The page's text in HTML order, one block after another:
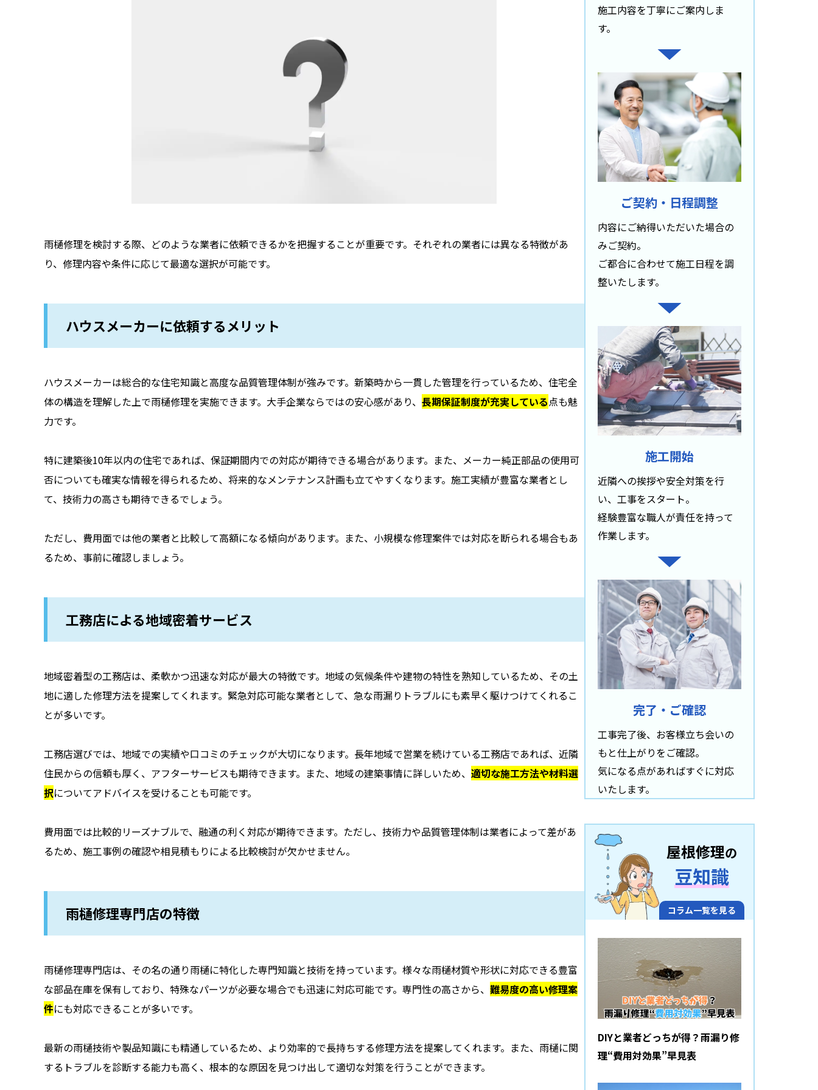
雨樋修理を検討する際、どのような業者に依頼できるかを把握することが重要です。それぞれの業者には異なる特徴があ
り、修理内容や条件に応じて最適な選択が可能です。
ハウスメーカーに依頼するメリット
ハウスメーカーは総合的な住宅知識と高度な品質管理体制が強みです。新築時から一貫した管理を行っているため、住宅全
体の構造を理解した上で雨樋修理を実施できます。大手企業ならではの安心感があり、 長期保証制度が充実している点も魅
力です。
特に建築後10年以内の住宅であれば、保証期間内での対応が期待できる場合があります。また、メーカー純正部品の使用可
否についても確実な情報を得られるため、将来的なメンテナンス計画も立てやすくなります。施工実績が豊富な業者とし
て、技術力の高さも期待できるでしょう。
ただし、費用面では他の業者と比較して高額になる傾向があります。また、小規模な修理案件では対応を断られる場合もあ
るため、事前に確認しましょう。
工務店による地域密着サービス
地域密着型の工務店は、柔軟かつ迅速な対応が最大の特徴です。地域の気候条件や建物の特性を熟知しているため、その土
地に適した修理方法を提案してくれます。緊急対応可能な業者として、急な雨漏りトラブルにも素早く駆けつけてくれるこ
とが多いです。
工務店選びでは、地域での実績や口コミのチェックが大切になります。長年地域で営業を続けている工務店であれば、近隣
住民からの信頼も厚く、アフターサービスも期待できます。また、地域の建築事情に詳しいため、 適切な施工方法や材料選
択についてアドバイスを受けることも可能です。
費用面では比較的リーズナブルで、融通の利く対応が期待できます。ただし、技術力や品質管理体制は業者によって差があ
るため、施工事例の確認や相見積もりによる比較検討が欠かせません。
雨樋修理専門店の特徴
雨樋修理専門店は、その名の通り雨樋に特化した専門知識と技術を持っています。様々な雨樋材質や形状に対応できる豊富
な部品在庫を保有しており、特殊なパーツが必要な場合でも迅速に対応可能です。専門性の高さから、 難易度の高い修理案
件にも対応できることが多いです。
最新の雨樋技術や製品知識にも精通しているため、より効率的で長持ちする修理方法を提案してくれます。また、雨樋に関
するトラブルを診断する能力も高く、根本的な原因を見つけ出して適切な対策を行うことができます。
施工内容を丁寧にご案内しま
す。
ご契約・日程調整
内容にご納得いただいた場合の
みご契約。
ご都合に合わせて施工日程を調
整いたします。
施工開始
近隣への挨拶や安全対策を行
い、工事をスタート。
経験豊富な職人が責任を持って
作業します。
完了・ご確認
工事完了後、お客様立ち会いの
もと仕上がりをご確認。
気になる点があればすぐに対応
いたします。
屋根修理の
豆知識
コラム一覧を見る
DIYと業者どっちが得？雨漏り修
理“費用対効果”早見表